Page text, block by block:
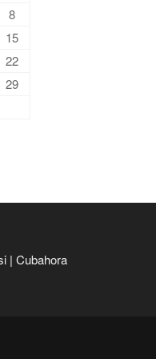
8
15
22
29
| Cubahora